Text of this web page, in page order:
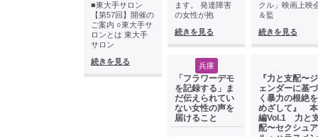
■東大手サロン
【第57回】開催の
ご案内 ○東大手サ
ロンとは 東大手
サロン
続きを見る
ます。 発達障害
の女性が抱
続きを見る
兵庫
「フラワーデモ
を記録する」ま
だ伝えられてい
ない女性の声を
届けること
クル」映画上映
＆監
続きを見る
『力と支配〜ジ
ェンダーに基づ
く暴力の根絶を
めざして』 本
編Vol.1 力と
配〜セクシュア